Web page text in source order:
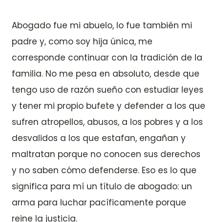
Abogado fue mi abuelo, lo fue también mi
padre y, como soy hija única, me
corresponde continuar con la tradición de la
familia. No me pesa en absoluto, desde que
tengo uso de razón sueño con estudiar leyes
y tener mi propio bufete y defender a los que
sufren atropellos, abusos, a los pobres y a los
desvalidos a los que estafan, engañan y
maltratan porque no conocen sus derechos
y no saben cómo defenderse. Eso es lo que
significa para mí un título de abogado: un
arma para luchar pacíficamente porque
reine la justicia.